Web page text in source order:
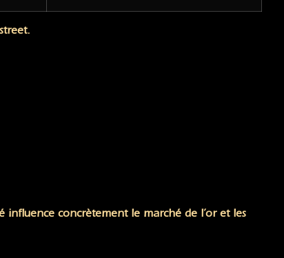
influence concrètement le marché de l’or et les